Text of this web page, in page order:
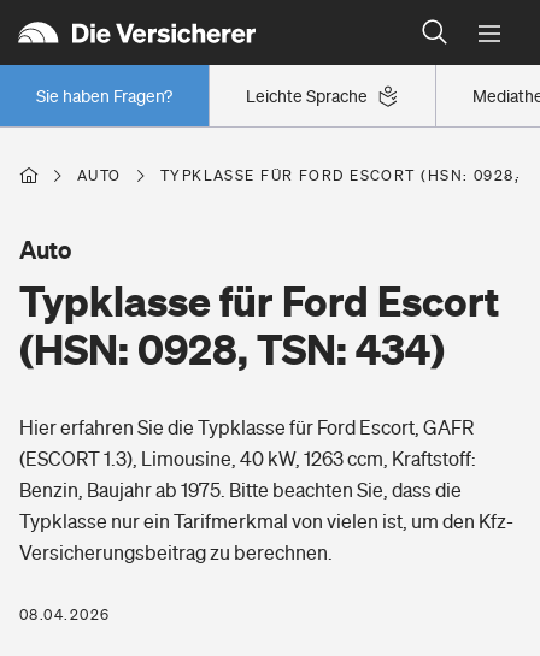
Leichte Sprache
Sie haben Fragen?
Wer versichert was: Jetzt Versicherer finden
Regionalklassen: So ist Ihre Region eingestuft
Wer versichert was: Jetzt Versicherer finden
Berufsunfähigkeitsversicherung
Erwerbsunfähigkeitsversicherung
Grundfähigkeitsversicherung
Arbeitsrechtsschutz
Berufshaftpflichtversicherung
Zur Übersicht
Wohnen
Elementarversicherung
Freizeit
Pri­vate Haft­pflicht­
Gesundheit
Private Krankenversicherung
AUTO TYPKLASSE FÜR FORD ESCORT (HSN: 0928,
Typklasse für Ford Escort
(HSN: 0928, TSN: 434)
Auto
Hier erfahren Sie die Typklasse für Ford Escort, GAFR
(ESCORT 1.3), Limousine, 40 kW, 1263 ccm, Kraftstoff:
Benzin, Baujahr ab 1975. Bitte beachten Sie, dass die
Typklasse nur ein Tarifmerkmal von vielen ist, um den Kfz-
Versicherungsbeitrag zu berechnen.
08.04.2026